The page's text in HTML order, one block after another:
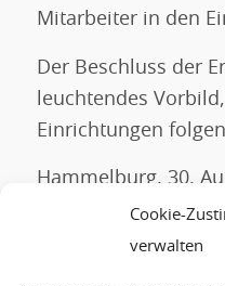
Cookie-
verwalten
Mitarbeiter in den
Der Beschluss der
leuchtendes
Einrichtungen
Hammelburg, 30.